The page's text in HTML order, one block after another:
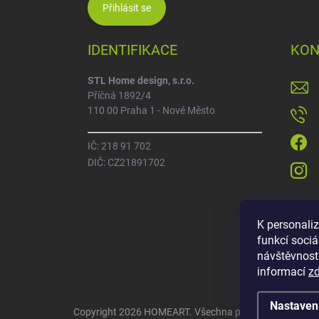
K
funkcí
informací
Přihlásit se
IDENTIFIKACE
STL Home design, s.r.o.
Příčná 1892/4
110 00 Praha 1 - Nové Město
IČ: 218 91 702
DIČ: CZ21891702
Copyright 2026 HOMEART. Všechna práva vyhrazena.